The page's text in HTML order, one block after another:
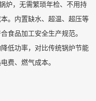
炉，无需繁琐年检、不用持
。内置缺水、超温、超压等
食品加工安全生产规范。
低功率，对比传统锅炉节能
费、燃气成本。